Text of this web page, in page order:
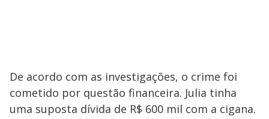
De acordo com as investigações, o crime foi
cometido por questão financeira. Julia tinha
uma suposta dívida de R$ 600 mil com a cigana.